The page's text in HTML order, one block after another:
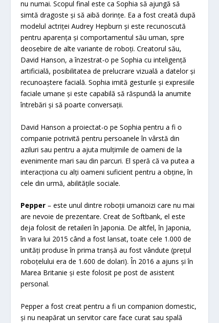
nu numai. Scopul final este ca Sophia să ajungă să
simtă dragoste și să aibă dorințe. Ea a fost creată după
modelul actriței Audrey Hepburn și este recunoscută
pentru aparența și comportamentul său uman, spre
deosebire de alte variante de roboți. Creatorul său,
David Hanson, a înzestrat-o pe Sophia cu inteligență
artificială, posibilitatea de prelucrare vizuală a datelor și
recunoaștere facială. Sophia imită gesturile și expresiile
faciale umane și este capabilă să răspundă la anumite
întrebări și să poarte conversații.
David Hanson a proiectat-o pe Sophia pentru a fi o
companie potrivită pentru persoanele în vârstă din
aziluri sau pentru a ajuta mulțimile de oameni de la
evenimente mari sau din parcuri. El speră că va putea a
interacționa cu alți oameni suficient pentru a obține, în
cele din urmă, abilitățile sociale.
Pepper – este unul dintre roboții umanoizi care nu mai
are nevoie de prezentare. Creat de Softbank, el este
deja folosit de retaileri în Japonia. De altfel, în Japonia,
în vara lui 2015 când a fost lansat, toate cele 1.000 de
unități produse în prima tranșă au fost vândute (prețul
roboțelului era de 1.600 de dolari). În 2016 a ajuns și în
Marea Britanie și este folosit pe post de asistent
personal.
Pepper a fost creat pentru a fi un companion domestic,
și nu neapărat un servitor care face curat sau spală